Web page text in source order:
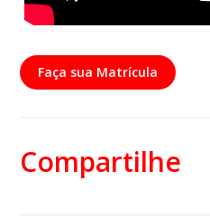
Faça sua Matrícula
Compartilhe